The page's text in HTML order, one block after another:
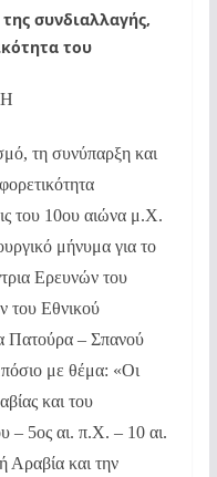
συνδιαλλαγής,
του
τη συνύπαρξη και
του 10ου αιώνα μ.Χ.
μήνυμα για το
Ερευνών του
του Εθνικού
Πατούρα – Σπανού
με θέμα: «Οι
και του
– 5ος αι. π.Χ. – 10 αι.
Αραβία και την